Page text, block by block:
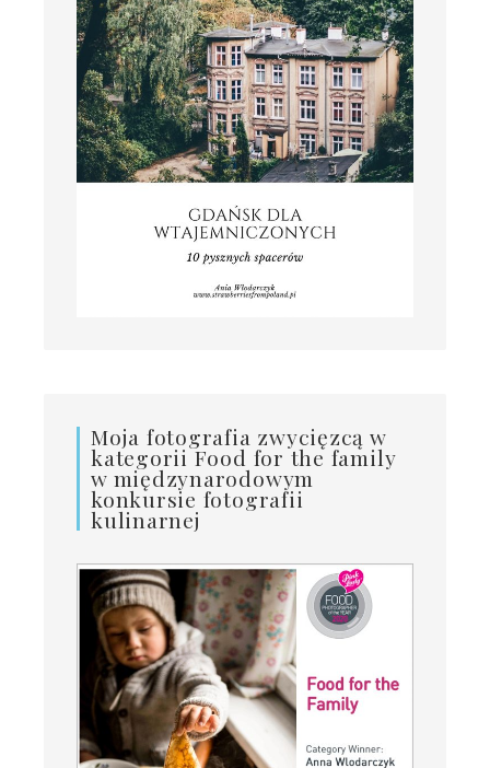
Moja fotografia zwycięzcą w
kategorii Food for the family
w międzynarodowym
konkursie fotografii
kulinarnej